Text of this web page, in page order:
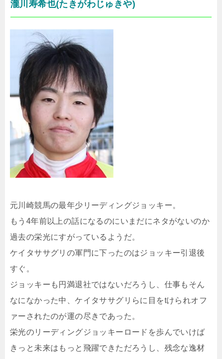
瀧川寿希也(たきがわじゅきや)
元川崎競馬の最年少リーディングジョッキー。
もう4年前以上の話になるのにいまだにネタがないのか
過去の栄光にすがっているようだ。
ケイタササグリの軍門に下ったのはジョッキー引退後
すぐ。
ジョッキーも円満退社ではないだろうし、仕事もそん
なになかった中、ケイタササグリらに目をtけられオフ
ァーされたのが運の尽きであった。
栄光のリーディングジョッキーロードを歩んでいけば
きっと未来はもっと飛躍できただろうし、残念な逸材